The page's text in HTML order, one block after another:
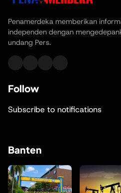
Penamerdeka memberikan
independen dengan
undang Pers.
Follow
Subscribe to notifications
Banten